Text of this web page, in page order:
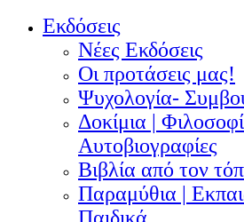
Εκδόσεις
Νέες Εκδόσεις
Οι προτάσεις μας!
Ψυχολογία-
Δοκίμια |
Αυτοβιογραφίες
Βιβλία από τον
Παραμύθια |